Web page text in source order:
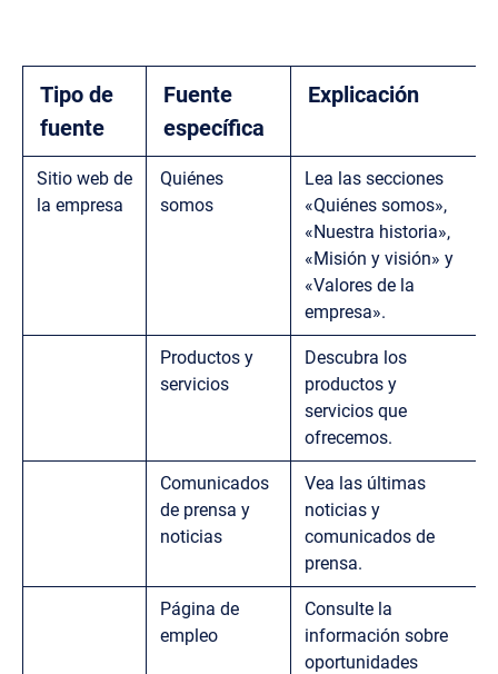
Tipo de
fuente
Fuente
específica
Explicación
Sitio web de
la empresa
Quiénes
somos
Lea las secciones
«Quiénes somos»,
«Nuestra historia»,
«Misión y visión» y
«Valores de la
empresa».
Productos y
servicios
Descubra los
productos y
servicios que
ofrecemos.
Comunicados
de prensa y
noticias
Vea las últimas
noticias y
comunicados de
prensa.
Página de
empleo
Consulte la
información sobre
oportunidades